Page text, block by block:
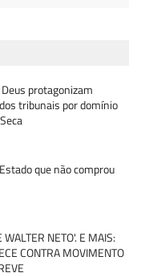
protagonizam
tribunais por domínio
que não comprou
NETO'. E MAIS:
CONTRA MOVIMENTO